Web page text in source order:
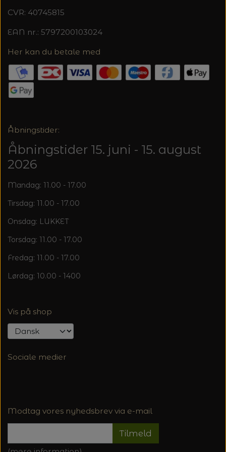
CVR: 40745815
EAN nr.: 5797200103024
Her kan du betale med
Åbningstider:
Åbningstider 15. juni - 15. august
2026
Mandag: 11.00 - 17.00
Tirsdag: 11.00 - 17.00
Onsdag: LUKKET
Torsdag: 11.00 - 17.00
Fredag: 11.00 - 17.00
Lørdag: 10.00 - 1400
Vis på shop
Sociale medier
Modtag vores nyhedsbrev via e-mail
Tilmeld